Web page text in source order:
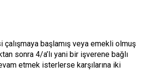
çalışmaya başlamış veya emekli olmuş
sonra 4/a’lı yani bir işverene bağlı
etmek isterlerse karşılarına iki